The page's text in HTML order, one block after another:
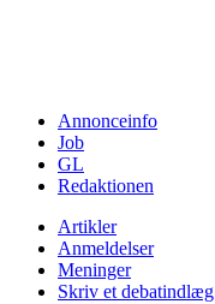
Annonceinfo
Job
GL
Redaktionen
Artikler
Anmeldelser
Meninger
Skriv et debatindlæg